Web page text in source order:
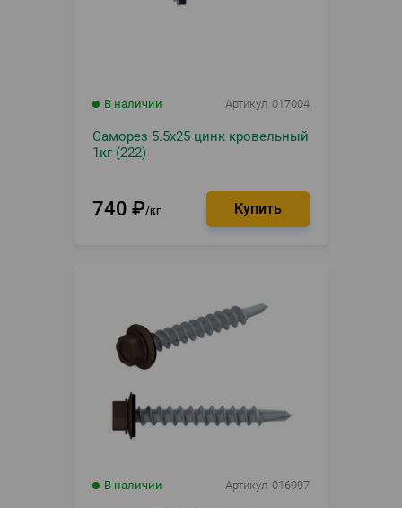
В наличии Артикул 017004
Саморез 5.5х25 цинк кровельный
1кг (222)
740 ₽ кг
В наличии Артикул 016997